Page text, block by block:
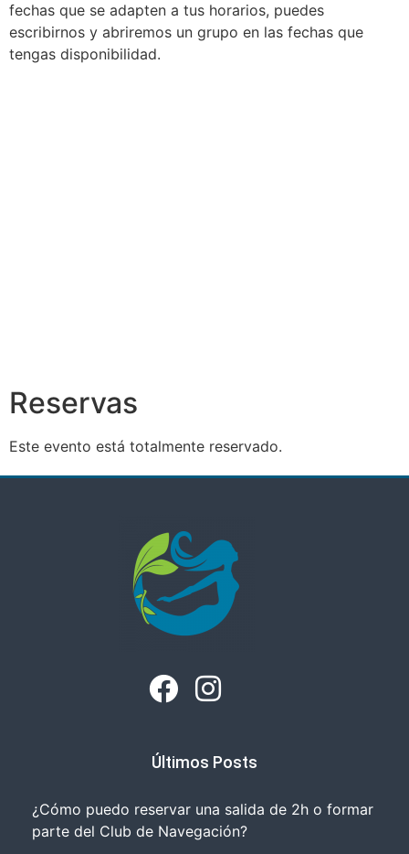
fechas que se adapten a tus horarios, puedes
escribirnos y abriremos un grupo en las fechas que
tengas disponibilidad.
Reservas
Este evento está totalmente reservado.
Últimos Posts
¿Cómo puedo reservar una salida de 2h o formar
parte del Club de Navegación?